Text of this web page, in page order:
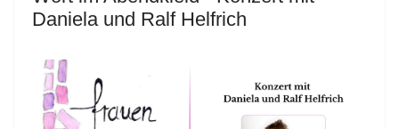
Daniela und Ralf Helfrich